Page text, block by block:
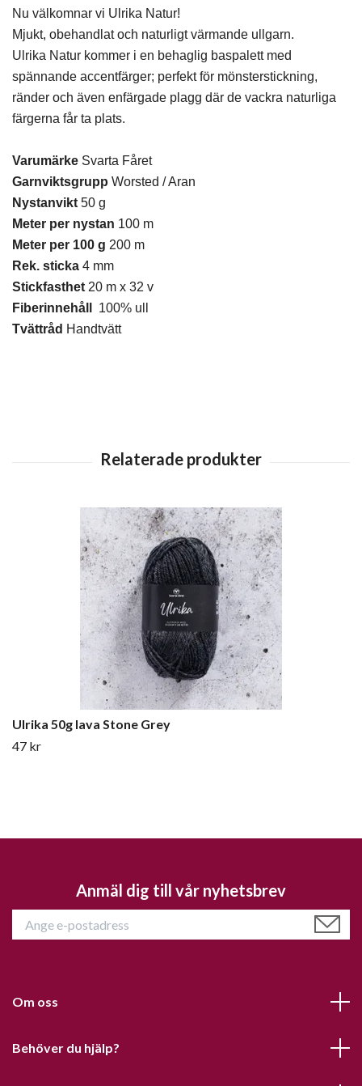
Nu välkomnar vi Ulrika Natur!
Mjukt, obehandlat och naturligt värmande ullgarn.
Ulrika Natur kommer i en behaglig baspalett med
spännande accentfärger; perfekt för mönsterstickning,
ränder och även enfärgade plagg där de vackra naturliga
färgerna får ta plats.
Varumärke Svarta Fåret
Garnviktsgrupp Worsted / Aran
Nystanvikt 50 g
Meter per nystan 100 m
Meter per 100 g 200 m
Rek. sticka 4 mm
Stickfasthet 20 m x 32 v
Fiberinnehåll
100% ull
Tvättråd Handtvätt
Ulrika 50g lava Stone Grey
47 kr
Anmäl dig till vår nyhetsbrev
Om oss
Behöver du hjälp?